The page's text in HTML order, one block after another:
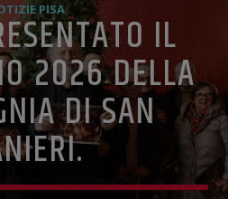
PISA IL
2026 DELLA
DI SAN